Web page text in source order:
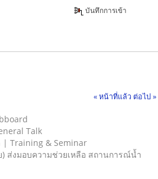
บันทึกการเข้า
« หน้าที่แล้ว ต่อไป »
Talk
Training & Seminar
) ส่งมอบความช่วยเหลือ สถานการณ์น้ำ